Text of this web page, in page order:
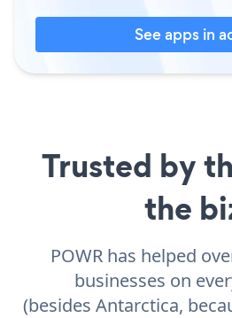
See apps in
Trusted by
the
POWR has helped
businesses on
(besides Antarctica,